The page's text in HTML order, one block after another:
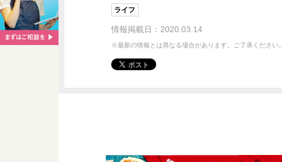
ライフ
情報掲載日：2020.03.14
※最新の情報とは異なる場合があります。ご了承ください。